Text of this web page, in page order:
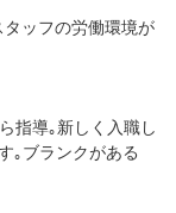
ッフの労働環境が
指導｡新しく入職し
｡ブランクがある